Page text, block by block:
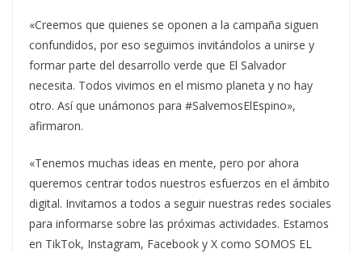
«Creemos que quienes se oponen a la campaña siguen
confundidos, por eso seguimos invitándolos a unirse y
formar parte del desarrollo verde que El Salvador
necesita. Todos vivimos en el mismo planeta y no hay
otro. Así que unámonos para #SalvemosElEspino»,
afirmaron.
«Tenemos muchas ideas en mente, pero por ahora
queremos centrar todos nuestros esfuerzos en el ámbito
digital. Invitamos a todos a seguir nuestras redes sociales
para informarse sobre las próximas actividades. Estamos
en TikTok, Instagram, Facebook y X como SOMOS EL